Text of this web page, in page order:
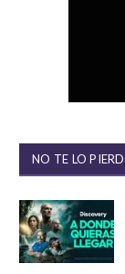
NO TE LO